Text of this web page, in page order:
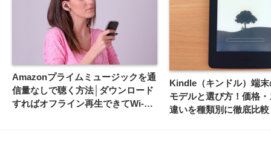
Amazonプライムミュージックを通
信量なしで聴く方法│ダウンロード
すればオフライン再生できてWi-Fi
Kindle（キンドル）端
モデルと選び方！価格
違いを種類別に徹底比較